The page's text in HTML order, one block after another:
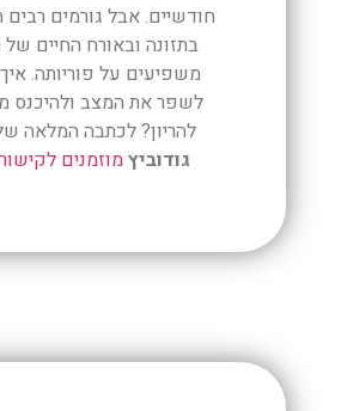
חודשיים. אבל גורמים
בתזונה ובאורח החיים
משפיעים על פוריותה.
לשפר את המצב ולהיכנס
להריון? לכתבה המלאה
גודוביץמוזמנים